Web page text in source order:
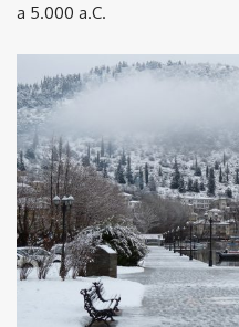
a 5.000 a.C.